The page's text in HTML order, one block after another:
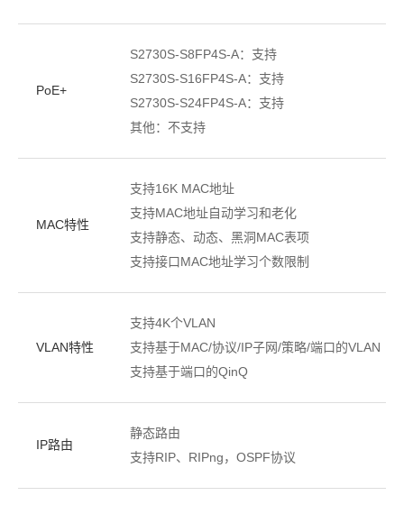
PoE+
S2730S-S8FP4S-A：支持
S2730S-S16FP4S-A：支持
S2730S-S24FP4S-A：支持
其他：不支持
MAC特性
支持16K MAC地址
支持MAC地址自动学习和老化
支持静态、动态、黑洞MAC表项
支持接口MAC地址学习个数限制
VLAN特性
支持4K个VLAN
支持基于MAC/协议/IP子网/策略/端口的VLAN
支持基于端口的QinQ
IP路由
静态路由
支持RIP、RIPng，OSPF协议